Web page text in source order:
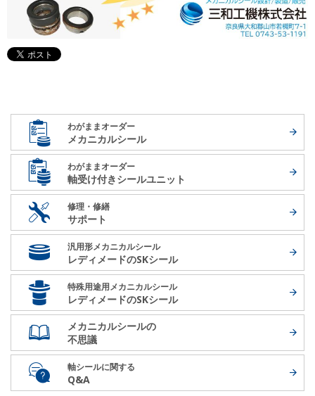
わがままオーダー
メカニカルシール
わがままオーダー
軸受け付きシールユニット
修理・修繕
サポート
汎用形メカニカルシール
レディメードのSKシール
特殊用途用メカニカルシール
レディメードのSKシール
メカニカルシールの
不思議
軸シールに関する
Q&A